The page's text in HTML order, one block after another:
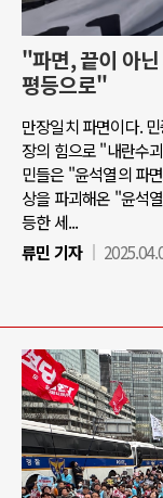
"파면, 끝이 아
평등으로"
만장일치 파면이다.
장의 힘으로 "내란수
민들은 "윤석열의 파
상을 파괴해온 "윤석
등한 세...
류민 기자